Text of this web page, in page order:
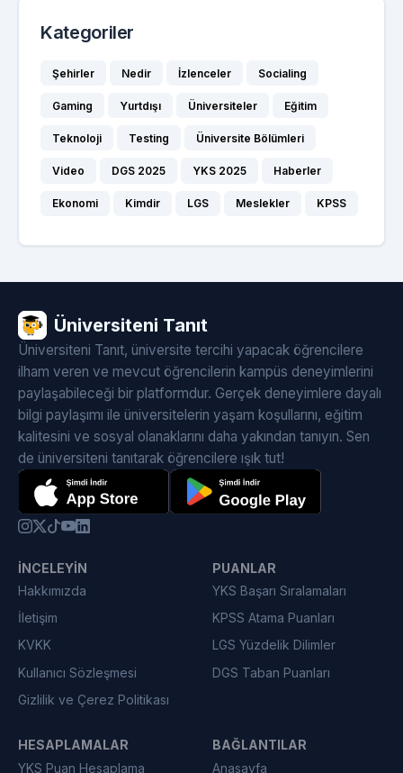
Kategoriler
Şehirler Nedir İzlenceler Socialing
Gaming Yurtdışı Üniversiteler Eğitim
Teknoloji Testing Üniversite Bölümleri
Video DGS 2025 YKS 2025 Haberler
Ekonomi Kimdir LGS Meslekler KPSS
Üniversiteni Tanıt
Üniversiteni Tanıt, üniversite tercihi yapacak öğrencilere
ilham veren ve mevcut öğrencilerin kampüs deneyimlerini
paylaşabileceği bir platformdur. Gerçek deneyimlere dayalı
bilgi paylaşımı ile üniversitelerin yaşam koşullarını, eğitim
kalitesini ve sosyal olanaklarını daha yakından tanıyın. Sen
de üniversiteni tanıtarak öğrencilere ışık tut!
İNCELEYIN
Hakkımızda
İletişim
KVKK
Kullanıcı Sözleşmesi
Gizlilik ve Çerez Politikası
PUANLAR
YKS Başarı Sıralamaları
KPSS Atama Puanları
LGS Yüzdelik Dilimler
DGS Taban Puanları
HESAPLAMALAR
YKS Puan Hesaplama
BAĞLANTILAR
Anasayfa